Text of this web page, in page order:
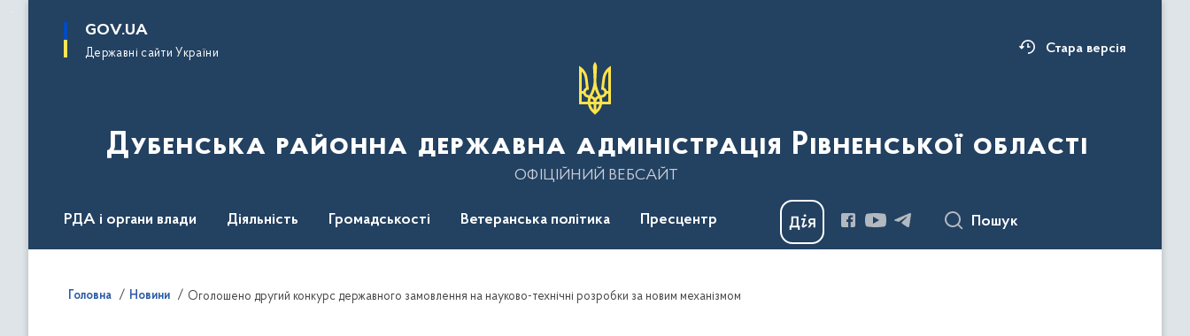
основного
GOV.UA
Державні сайти України Стара версія
Дубенська районна державна адміністрація Рівненської області
ОФІЦІЙНИЙ ВЕБСАЙТ
РДА і органи влади Діяльність Громадськості Ветеранська політика Пресцентр Пошук
Головна Новини Оголошено другий конкурс державного замовлення на науково-технічні розробки за новим механізмом